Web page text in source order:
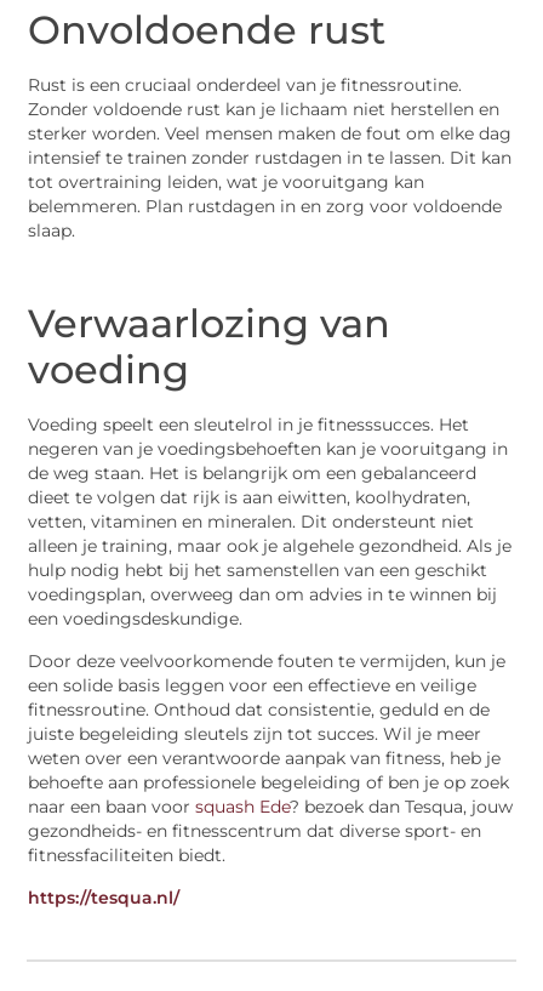
Onvoldoende rust
Rust is een cruciaal onderdeel van je fitnessroutine.
Zonder voldoende rust kan je lichaam niet herstellen en
sterker worden. Veel mensen maken de fout om elke dag
intensief te trainen zonder rustdagen in te lassen. Dit kan
tot overtraining leiden, wat je vooruitgang kan
belemmeren. Plan rustdagen in en zorg voor voldoende
slaap.
Verwaarlozing van
voeding
Voeding speelt een sleutelrol in je fitnesssucces. Het
negeren van je voedingsbehoeften kan je vooruitgang in
de weg staan. Het is belangrijk om een gebalanceerd
dieet te volgen dat rijk is aan eiwitten, koolhydraten,
vetten, vitaminen en mineralen. Dit ondersteunt niet
alleen je training, maar ook je algehele gezondheid. Als je
hulp nodig hebt bij het samenstellen van een geschikt
voedingsplan, overweeg dan om advies in te winnen bij
een voedingsdeskundige.
Door deze veelvoorkomende fouten te vermijden, kun je
een solide basis leggen voor een effectieve en veilige
fitnessroutine. Onthoud dat consistentie, geduld en de
juiste begeleiding sleutels zijn tot succes. Wil je meer
weten over een verantwoorde aanpak van fitness, heb je
behoefte aan professionele begeleiding of ben je op zoek
naar een baan voorsquash Ede? bezoek dan Tesqua, jouw
gezondheids- en fitnesscentrum dat diverse sport- en
fitnessfaciliteiten biedt.
https://tesqua.nl/